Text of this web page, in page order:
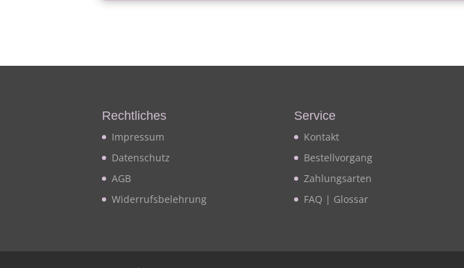
Rechtliches
Impressum
Datenschutz
AGB
Widerrufsbelehrung
Service
Kontakt
Bestellvorgang
Zahlungsarten
FAQ | Glossar